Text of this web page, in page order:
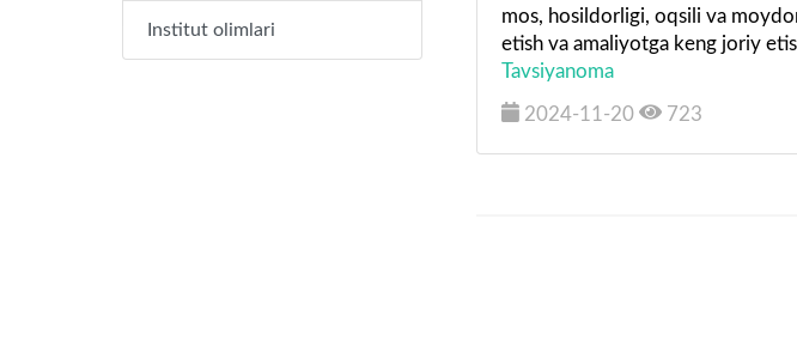
mos, hosildorligi, oqsili va
etish va amaliyotga keng joriy
Tavsiyanoma
2024-11-20 723
Institut olimlari